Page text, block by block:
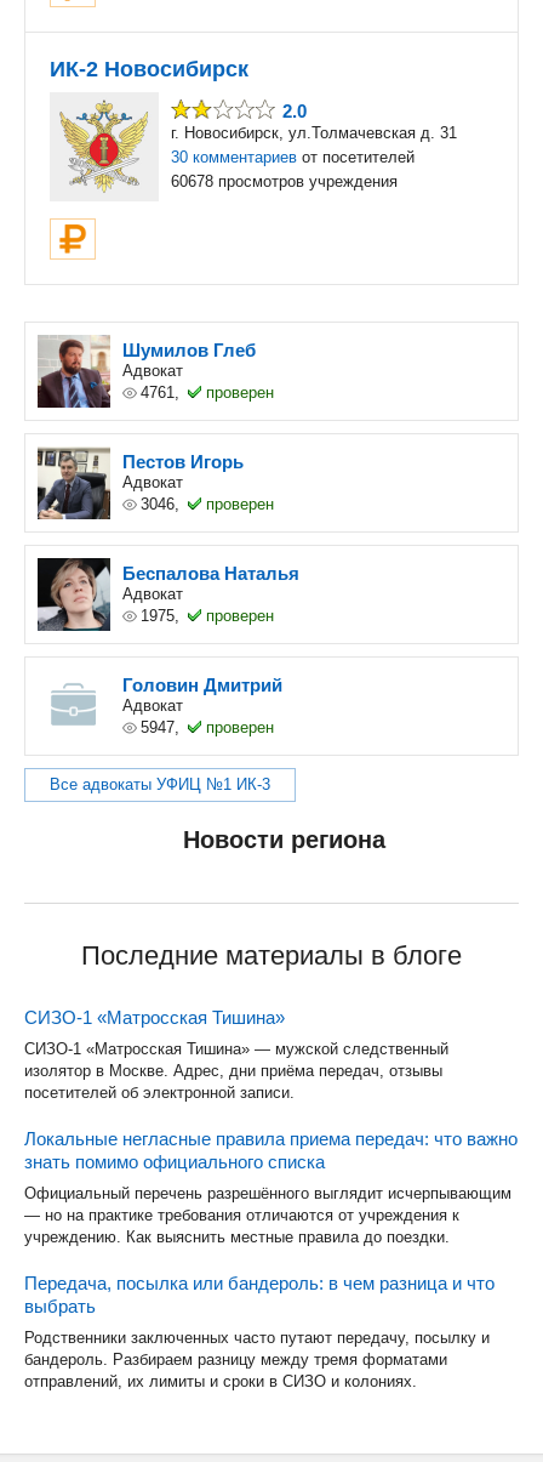
ИК-2 Новосибирск
2.0
г. Новосибирск, ул.Толмачевская д. 31
30 комментариев от посетителей
60678 просмотров учреждения
Шумилов Глеб
Адвокат
4761,
проверен
Пестов Игорь
Адвокат
3046,
проверен
Беспалова Наталья
Адвокат
1975,
проверен
Головин Дмитрий
Адвокат
5947,
проверен
Все адвокаты УФИЦ №1 ИК-3
Новости региона
Последние материалы в блоге
СИЗО-1 «Матросская Тишина»
СИЗО-1 «Матросская Тишина» — мужской следственный
изолятор в Москве. Адрес, дни приёма передач, отзывы
посетителей об электронной записи.
Локальные негласные правила приема передач: что важно
знать помимо официального списка
Официальный перечень разрешённого выглядит исчерпывающим
— но на практике требования отличаются от учреждения к
учреждению. Как выяснить местные правила до поездки.
Передача, посылка или бандероль: в чем разница и что
выбрать
Родственники заключенных часто путают передачу, посылку и
бандероль. Разбираем разницу между тремя форматами
отправлений, их лимиты и сроки в СИЗО и колониях.